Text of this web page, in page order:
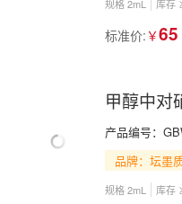
规格 2mL 库存
标准价: ￥65
甲醇中对
产品编号：
品牌：坛墨
规格 2mL 库存